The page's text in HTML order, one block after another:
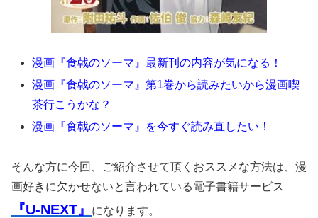
漫画『食戟のソーマ』最新刊の内容が気になる！
漫画『食戟のソーマ』第1巻から読みたいから漫画喫
茶行こうかな？
漫画『食戟のソーマ』を今すぐ読み直したい！
そんな方に今回、ご紹介させて頂くおススメな方法は、漫
画好きに欠かせないと言われている電子書籍サービス
『U-NEXT』
になります。